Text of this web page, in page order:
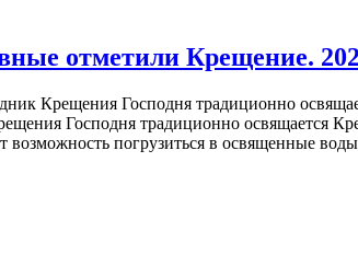
отметили Крещение.
Крещения Господня традиционно
Господня традиционно освящается
возможность погрузиться в освященные